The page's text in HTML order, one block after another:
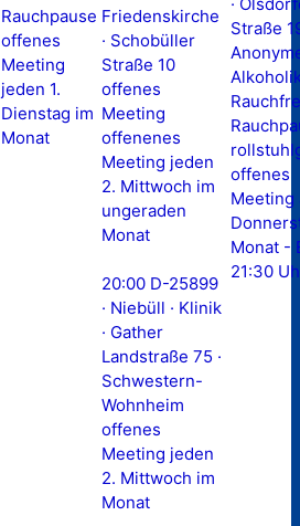
Rauchpause
offenes
Meeting
jeden 1.
Dienstag im
Monat
Friedenskirche
· Schobüller
Straße 10
offenes
Meeting
offenenes
Meeting jeden
2. Mittwoch im
ungeraden
Monat
20:00 D-25899
· Niebüll · Klinik
· Gather
Landstraße 75 ·
Schwestern-
Wohnheim
offenes
Meeting jeden
2. Mittwoch im
Monat
Straße
offenes
Meeting
Monat -
21:30